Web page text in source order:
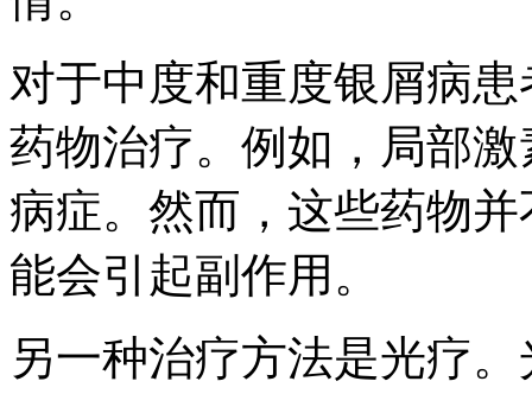
对于中度和重度银屑病
药物治疗。例如，局部
病症。然而，这些药物
能会引起副作用。
另一种治疗方法是光疗